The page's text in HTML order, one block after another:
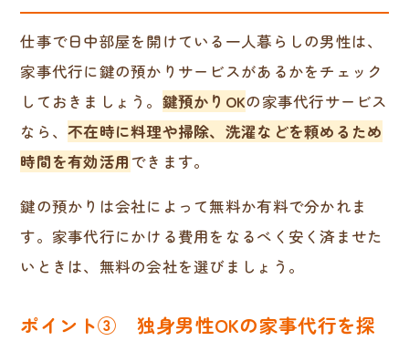
仕事で日中部屋を開けている一人暮らしの男性は、
家事代行に鍵の預かりサービスがあるかをチェック
しておきましょう。 鍵預かりOKの家事代行サービス
なら、不在時に料理や掃除、洗濯などを頼めるため
時間を有効活用できます。
鍵の預かりは会社によって無料か有料で分かれま
す。家事代行にかける費用をなるべく安く済ませた
いときは、無料の会社を選びましょう。
ポイント③ 独身男性OKの家事代行を探